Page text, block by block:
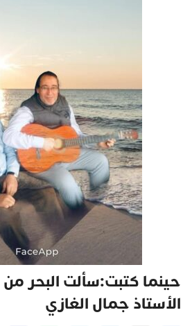
حينما كتبت:سألت البحر من
الأستاذ جمال الغازي